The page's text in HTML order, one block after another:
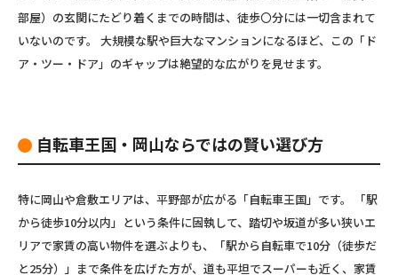
部屋）の玄関にたどり着くまでの時間は、徒歩〇分には一切含まれて
いないのです。 大規模な駅や巨大なマンションになるほど、この「ド
ア・ツー・ドア」のギャップは絶望的な広がりを見せます。
自転車王国・岡山ならではの賢い選び方
特に岡山や倉敷エリアは、平野部が広がる「自転車王国」です。 「駅
から徒歩10分以内」という条件に固執して、踏切や坂道が多い狭いエ
リアで家賃の高い物件を選ぶよりも、
「駅から自転車で10分（徒歩だ
と25分）」まで条件を広げた方が、道も平坦でスーパーも近く、家賃